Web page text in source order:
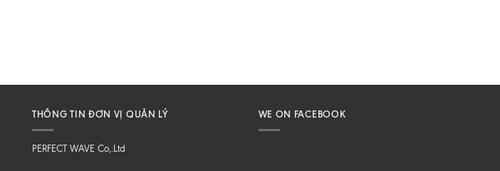
THÔNG TIN ĐƠN VỊ QUẢN LÝ
PERFECT WAVE Co,.Ltd
WE ON FACEBOOK